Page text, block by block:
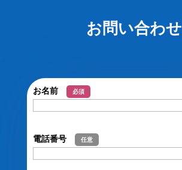
お問い合わせ
お名前 必須
電話番号 任意